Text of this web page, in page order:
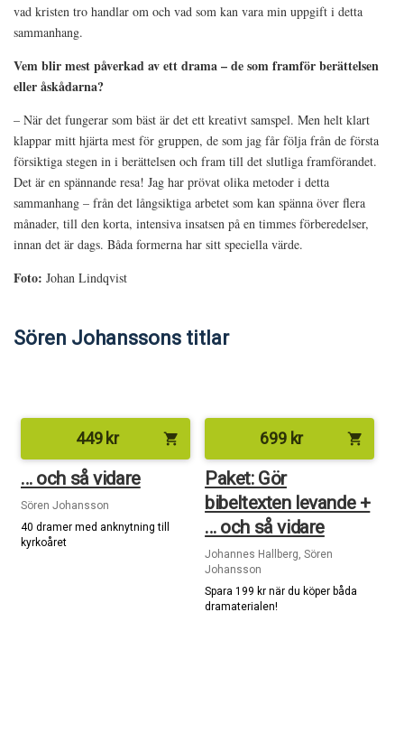
vad kristen tro handlar om och vad som kan vara min uppgift i detta
sammanhang.
Vem blir mest påverkad av ett drama – de som framför berättelsen
eller åskådarna?
– När det fungerar som bäst är det ett kreativt samspel. Men helt klart
klappar mitt hjärta mest för gruppen, de som jag får följa från de första
försiktiga stegen in i berättelsen och fram till det slutliga framförandet.
Det är en spännande resa! Jag har prövat olika metoder i detta
sammanhang – från det långsiktiga arbetet som kan spänna över flera
månader, till den korta, intensiva insatsen på en timmes förberedelser,
innan det är dags. Båda formerna har sitt speciella värde.
Foto: Johan Lindqvist
Sören Johanssons titlar
449 kr shopping_cart
… och så vidare
Sören Johansson
40 dramer med anknytning till
kyrkoåret
699 kr shopping_cart
Paket: Gör
bibeltexten levande +
… och så vidare
Johannes Hallberg, Sören
Johansson
Spara 199 kr när du köper båda
dramaterialen!